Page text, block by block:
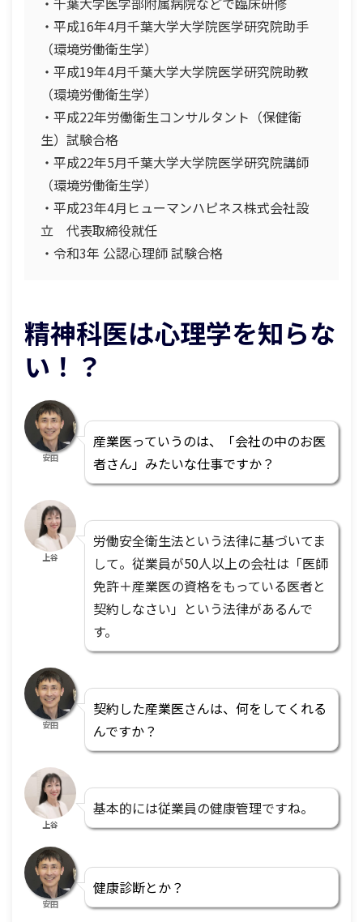
・平成16年4月千葉大学大学院医学研究院助手
（環境労働衛生学）
・平成19年4月千葉大学大学院医学研究院助教
（環境労働衛生学）
・平成22年労働衛生コンサルタント（保健衛
生）試験合格
・平成22年5月千葉大学大学院医学研究院講師
（環境労働衛生学）
・平成23年4月ヒューマンハピネス株式会社設
立 代表取締役就任
・令和3年 公認心理師 試験合格
精神科医は心理学を知らな
い！？
安田
産業医っていうのは、「会社の中のお医
者さん」みたいな仕事ですか？
上谷
労働安全衛生法という法律に基づいてま
して。従業員が50人以上の会社は「医師
免許＋産業医の資格をもっている医者と
契約しなさい」という法律があるんで
す。
安田
契約した産業医さんは、何をしてくれる
んですか？
上谷
基本的には従業員の健康管理ですね。
安田
健康診断とか？